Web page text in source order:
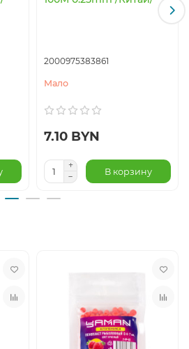
2000975383861
Мало
7.10 BYN
В корзину